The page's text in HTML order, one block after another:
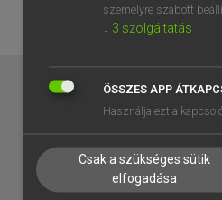
EGYÉNI FELHASZNÁLÓKNAK
TANULÓKNAK
VÁLLALATI MEGOLDÁSOK
személyre szabott
↓ 3 szolgáltatás
ÖSSZES APP
Használja ezt a
Csak a szükséges sütik
elfogadása